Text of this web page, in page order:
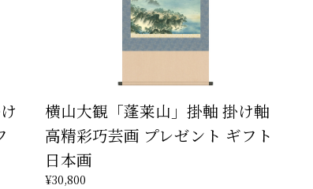
横山大観「蓬莱山」掛軸 掛け軸
高精彩巧芸画 プレゼント ギフト
日本画
¥30,800